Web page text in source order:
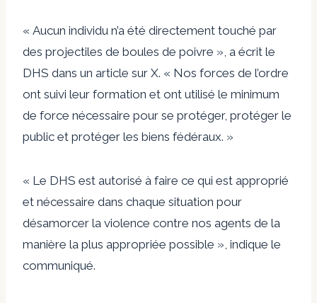
« Aucun individu n’a été directement touché par
des projectiles de boules de poivre », a écrit le
DHS dans un article sur X. « Nos forces de l’ordre
ont suivi leur formation et ont utilisé le minimum
de force nécessaire pour se protéger, protéger le
public et protéger les biens fédéraux. »
« Le DHS est autorisé à faire ce qui est approprié
et nécessaire dans chaque situation pour
désamorcer la violence contre nos agents de la
manière la plus appropriée possible », indique le
communiqué.